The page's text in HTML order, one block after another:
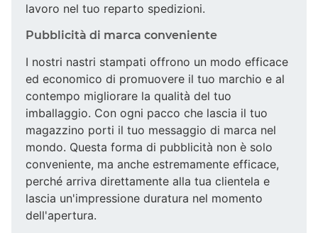
lavoro nel tuo reparto spedizioni.
Pubblicità di marca conveniente
I nostri nastri stampati offrono un modo efficace
ed economico di promuovere il tuo marchio e al
contempo migliorare la qualità del tuo
imballaggio. Con ogni pacco che lascia il tuo
magazzino porti il tuo messaggio di marca nel
mondo. Questa forma di pubblicità non è solo
conveniente, ma anche estremamente efficace,
perché arriva direttamente alla tua clientela e
lascia un'impressione duratura nel momento
dell'apertura.